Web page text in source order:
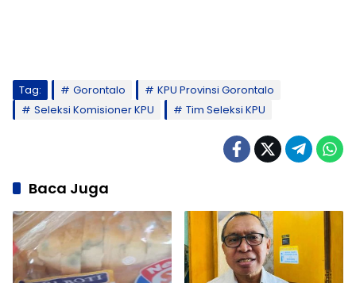
Tag: Gorontalo
KPU Provinsi Gorontalo
Seleksi Komisioner KPU
Tim Seleksi KPU
Baca Juga